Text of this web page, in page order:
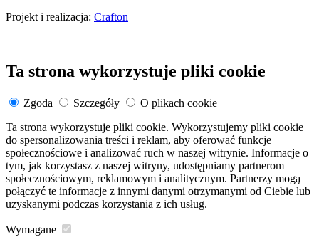
Projekt i realizacja: Crafton
Ta strona wykorzystuje pliki cookie
Zgoda Szczegóły
O plikach cookie
Ta strona wykorzystuje pliki cookie. Wykorzystujemy pliki cookie
do spersonalizowania treści i reklam, aby oferować funkcje
społecznościowe i analizować ruch w naszej witrynie. Informacje o
tym, jak korzystasz z naszej witryny, udostępniamy partnerom
społecznościowym, reklamowym i analitycznym. Partnerzy mogą
połączyć te informacje z innymi danymi otrzymanymi od Ciebie lub
uzyskanymi podczas korzystania z ich usług.
Wymagane